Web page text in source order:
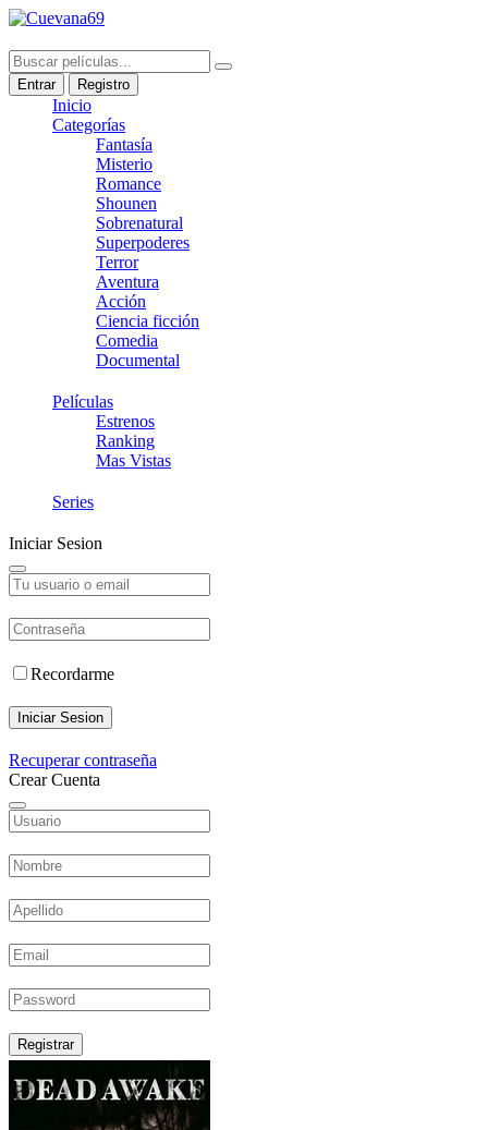
Entrar Registro
Inicio
Categorías
Fantasía
Misterio
Romance
Shounen
Sobrenatural
Superpoderes
Terror
Aventura
Acción
Ciencia ficción
Comedia
Documental
Películas
Estrenos
Ranking
Mas Vistas
Series
Iniciar Sesion
Recordarme
Iniciar Sesion
Recuperar contraseña
Crear Cuenta
Registrar